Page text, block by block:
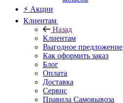
⚡ Акции
Клиентам
Назад
Клиентам
Выгодное предложение
Как оформить заказ
Блог
Оплата
Доставка
Сервис
Правила Самовывоза